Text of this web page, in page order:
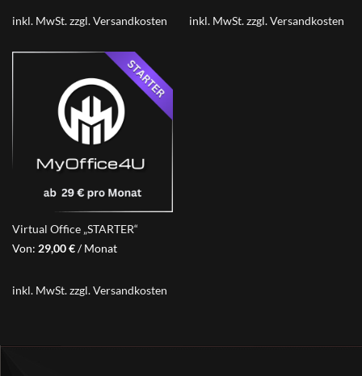
inkl. MwSt.zzgl.Versandkosten inkl. MwSt.zzgl.Versandkosten
Virtual Office „STARTER“
Von: 29,00€ / Monat
inkl. MwSt.zzgl.Versandkosten